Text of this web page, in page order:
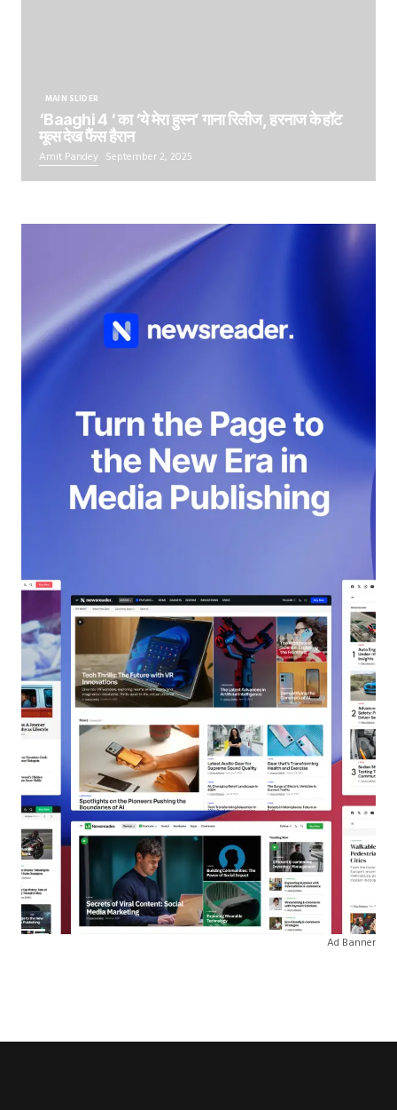
MAIN SLIDER
‘Baaghi 4 ‘ का ‘ये मेरा हुस्न’ गाना रिलीज, हरनाज के हॉट
मूव्स देख फैंस हैरान
Amit Pandey September 2, 2025
Ad Banner